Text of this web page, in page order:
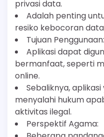
privasi data.
Adalah penting
resiko kebocoran
Tujuan Penggunaan:
Aplikasi dapat
bermanfaat, seperti
online.
Sebaliknya,
menyalahi hukum
aktivitas ilegal.
Perspektif Agama: